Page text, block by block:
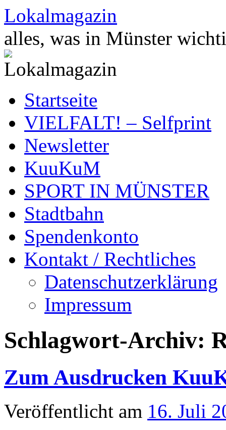
Zum
Inhalt
springen
Lokalmagazin
alles, was in Münster
Startseite
VIELFALT! – Selfprint
Newsletter
KuuKuM
SPORT IN MÜNSTER
Stadtbahn
Spendenkonto
Kontakt / Rechtliches
Datenschutzerklärung
Impressum
Schlagwort-Archiv:
Zum Ausdrucken
Veröffentlicht am 16. Juli